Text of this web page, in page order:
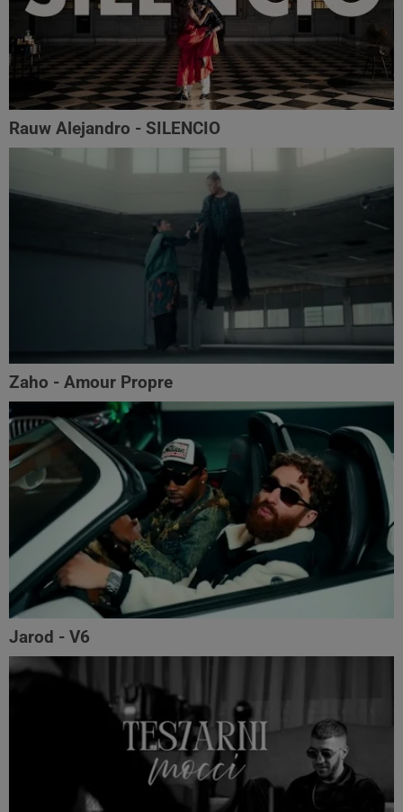
Rauw Alejandro - SILENCIO
Zaho - Amour Propre
Jarod - V6